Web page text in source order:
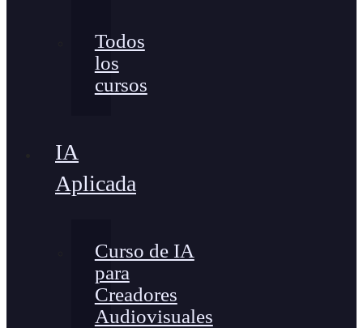
Todos
los
cursos
IA
Aplicada
Curso de IA
para
Creadores
Audiovisuales